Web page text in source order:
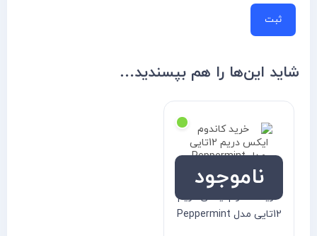
شاید این‌ها را هم بپسندید…
ناموجود
خرید کاندوم ایکس دریم
12تایی مدل Peppermint